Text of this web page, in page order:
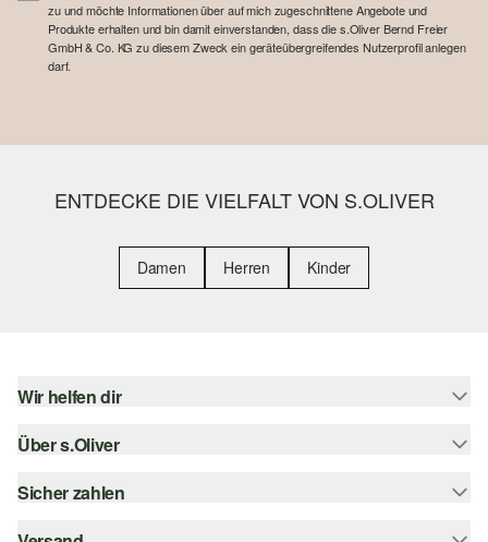
zu und möchte Informationen über auf mich zugeschnittene Angebote und
Produkte erhalten und bin damit einverstanden, dass die s.Oliver Bernd Freier
GmbH & Co. KG zu diesem Zweck ein geräteübergreifendes Nutzerprofil anlegen
darf.
ENTDECKE DIE VIELFALT VON S.OLIVER
Damen Herren Kinder
Wir helfen dir
Hilfe & FAQ
Größenberatung
Über s.Oliver
Newsletter
s.Oliver Card
Sicher zahlen